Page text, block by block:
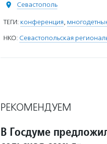
Севастополь
ТЕГИ: конференция,
НКО: Севастопольская
РЕКОМЕНДУЕМ
В Госдуме